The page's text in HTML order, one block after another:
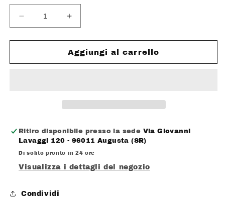
Diminuisci
quantità
per
BROOKLYN
Aumenta
quantità
per
PERFETTI
BROOKLYN
Aggiungi al carrello
Ritiro disponibile presso la sede Via Giovanni
Lavaggi 120 - 96011 Augusta (SR)
Di solito pronto in 24 ore
Visualizza i dettagli del negozio
Condividi